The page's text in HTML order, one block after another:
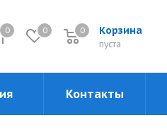
0 0 Корзина
0
пуста
0
Контакты